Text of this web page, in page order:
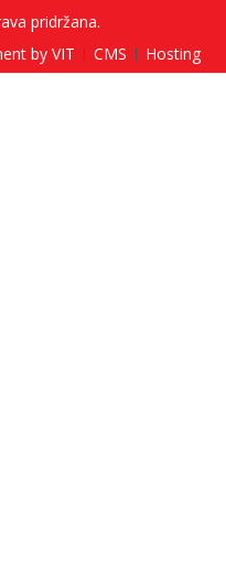
pridržana.
by VIT
CMS Hosting